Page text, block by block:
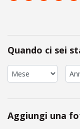
Quando ci sei
Aggiungi una